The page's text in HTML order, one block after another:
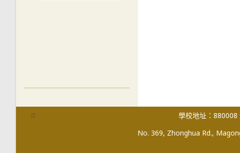
::: 學校地址：880008
No. 369, Zhonghua Rd.,